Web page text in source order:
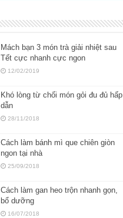
Mách bạn 3 món trà giải nhiệt sau
Tết cực nhanh cực ngon
12/02/2019
Khó lòng từ chối món gỏi đu đủ hấp
dẫn
28/11/2018
Cách làm bánh mì que chiên giòn
ngon tại nhà
25/09/2018
Cách làm gan heo trộn nhanh gọn,
bổ dưỡng
16/07/2018